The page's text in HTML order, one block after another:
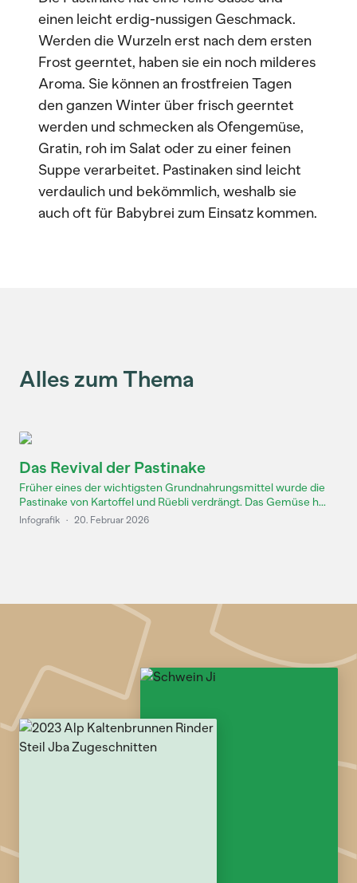
einen leicht erdig-nussigen Geschmack.
Werden die Wurzeln erst nach dem ersten
Frost geerntet, haben sie ein noch milderes
Aroma. Sie können an frostfreien Tagen
den ganzen Winter über frisch geerntet
werden und schmecken als Ofengemüse,
Gratin, roh im Salat oder zu einer feinen
Suppe verarbeitet. Pastinaken sind leicht
verdaulich und bekömmlich, weshalb sie
auch oft für Babybrei zum Einsatz kommen.
Alles zum Thema
Das Revival der Pastinake
Früher eines der wichtigsten Grundnahrungsmittel wurde die
Pastinake von Kartoffel und Rüebli verdrängt. Das Gemüse h...
Infografik · 20. Februar 2026